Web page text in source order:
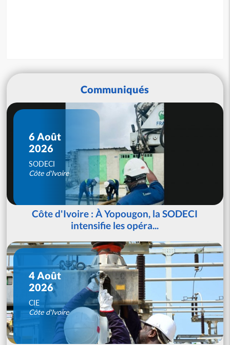
Communiqués
6 Août
2026
SODECI
Côte d'Ivoire
Côte d'Ivoire : À Yopougon, la SODECI
intensifie les opéra...
4 Août
2026
CIE
Côte d'Ivoire